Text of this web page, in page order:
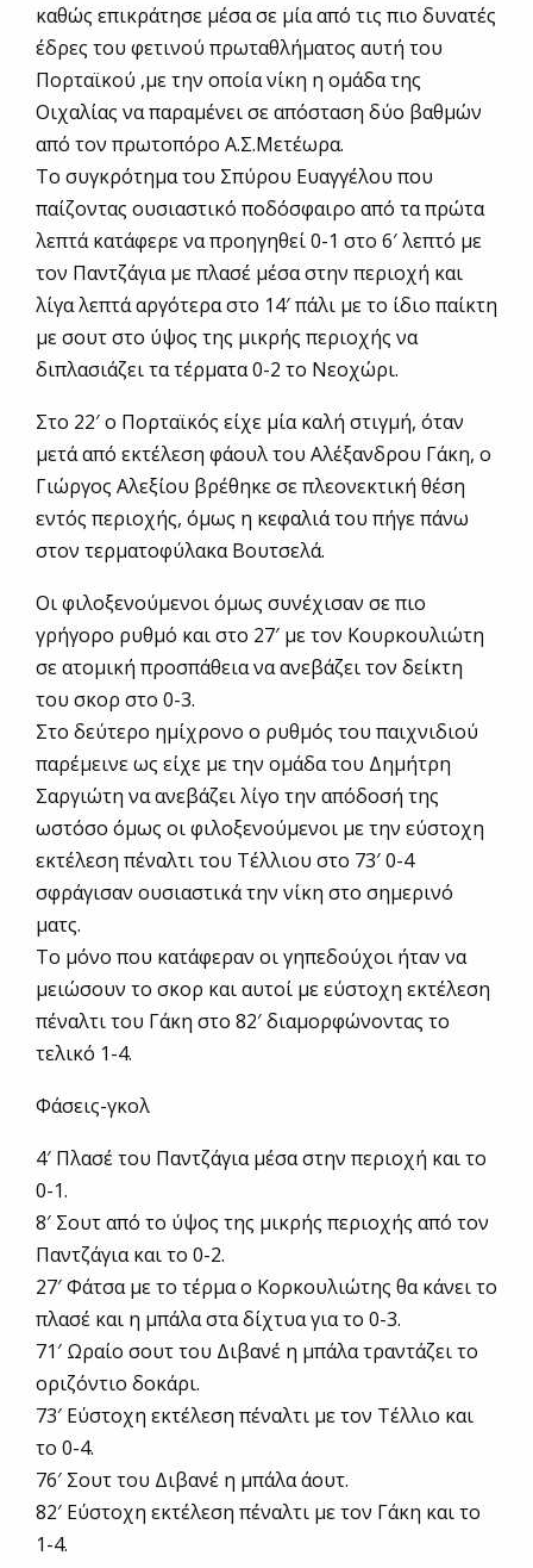
καθώς επικράτησε μέσα σε μία από τις πιο δυνατές
έδρες του φετινού πρωταθλήματος αυτή του
Πορταϊκού ,με την οποία νίκη η ομάδα της
Οιχαλίας να παραμένει σε απόσταση δύο βαθμών
από τον πρωτοπόρο Α.Σ.Μετέωρα.
Το συγκρότημα του Σπύρου Ευαγγέλου που
παίζοντας ουσιαστικό ποδόσφαιρο από τα πρώτα
λεπτά κατάφερε να προηγηθεί 0-1 στο 6′ λεπτό με
τον Παντζάγια με πλασέ μέσα στην περιοχή και
λίγα λεπτά αργότερα στο 14′ πάλι με το ίδιο παίκτη
με σουτ στο ύψος της μικρής περιοχής να
διπλασιάζει τα τέρματα 0-2 το Νεοχώρι.
Στο 22′ o Πορταϊκός είχε μία καλή στιγμή, όταν
μετά από εκτέλεση φάουλ του Αλέξανδρου Γάκη, ο
Γιώργος Αλεξίου βρέθηκε σε πλεονεκτική θέση
εντός περιοχής, όμως η κεφαλιά του πήγε πάνω
στον τερματοφύλακα Βουτσελά.
Οι φιλοξενούμενοι όμως συνέχισαν σε πιο
γρήγορο ρυθμό και στο 27′ με τον Κουρκουλιώτη
σε ατομική προσπάθεια να ανεβάζει τον δείκτη
του σκορ στο 0-3.
Στο δεύτερο ημίχρονο ο ρυθμός του παιχνιδιού
παρέμεινε ως είχε με την ομάδα του Δημήτρη
Σαργιώτη να ανεβάζει λίγο την απόδοσή της
ωστόσο όμως οι φιλοξενούμενοι με την εύστοχη
εκτέλεση πέναλτι του Τέλλιου στο 73′ 0-4
σφράγισαν ουσιαστικά την νίκη στο σημερινό
ματς.
Το μόνο που κατάφεραν οι γηπεδούχοι ήταν να
μειώσουν το σκορ και αυτοί με εύστοχη εκτέλεση
πέναλτι του Γάκη στο 82′ διαμορφώνοντας το
τελικό 1-4.
Φάσεις-γκολ
4′ Πλασέ του Παντζάγια μέσα στην περιοχή και το
0-1.
8′ Σουτ από το ύψος της μικρής περιοχής από τον
Παντζάγια και το 0-2.
27′ Φάτσα με το τέρμα ο Κορκουλιώτης θα κάνει το
πλασέ και η μπάλα στα δίχτυα για το 0-3.
71′ Ωραίο σουτ του Διβανέ η μπάλα τραντάζει το
οριζόντιο δοκάρι.
73′ Εύστοχη εκτέλεση πέναλτι με τον Τέλλιο και
το 0-4.
76′ Σουτ του Διβανέ η μπάλα άουτ.
82′ Εύστοχη εκτέλεση πέναλτι με τον Γάκη και το
1-4.